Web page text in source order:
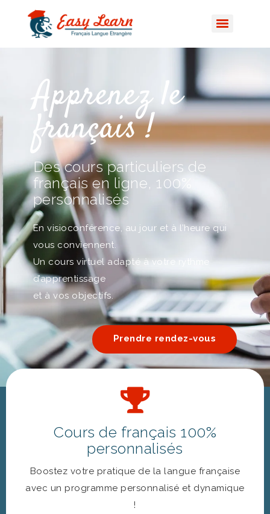
Apprenez le
français !
Des cours particuliers de
français en ligne, 100%
personnalisés
En visioconférence, au jour et à l’heure qui
vous conviennent.
Un cours virtuel adapté à votre rythme
d’apprentissage
et à vos objectifs.
Prendre rendez-vous
Cours de français 100%
personnalisés
Boostez votre pratique de la langue française
avec un programme personnalisé et dynamique
!